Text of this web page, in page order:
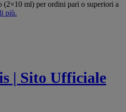
ml) per ordini pari o superiori a
più.
| Sito Ufficiale